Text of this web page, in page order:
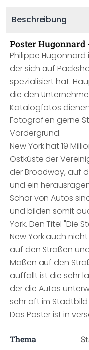
Beschreibung
Poster Hugonnard
Philippe Hugonnard
der sich auf
spezialisiert hat.
die den
Katalogfotos
Fotografien gerne
Vordergrund.
New York hat 19
Ostküste der
der Broadway, auf
und ein
Schar von Autos
und bilden somit
York. Den Titel "Die
New York auch
auf den Straßen
Maßen auf den
auffällt ist die sehr
der die Autos
sehr oft im
Das Poster ist in
Thema